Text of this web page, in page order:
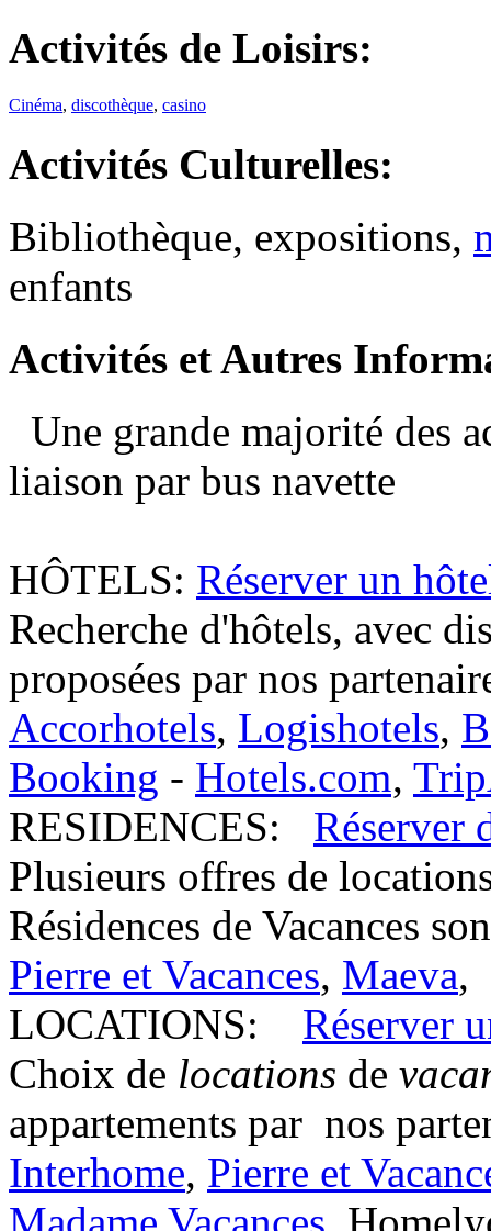
Activités de Loisirs:
Cinéma, discothèque, casino
Activités Culturelles:
Bibliothèque, expositions,
enfants
Activités et Autres
Une grande majorité des
liaison par bus navette
HÔTELS: Réserver un
Recherche d'hôtels, avec
proposées par nos
Accorhotels, Logishotels,
Booking - Hotels.com,
RESIDENCES:
Réserver
Plusieurs offres de
Résidences de Vacances
Pierre et Vacances, Maeva,
LOCATIONS:
Réserver
Choix de locations de
appartements par nos
Interhome, Pierre et